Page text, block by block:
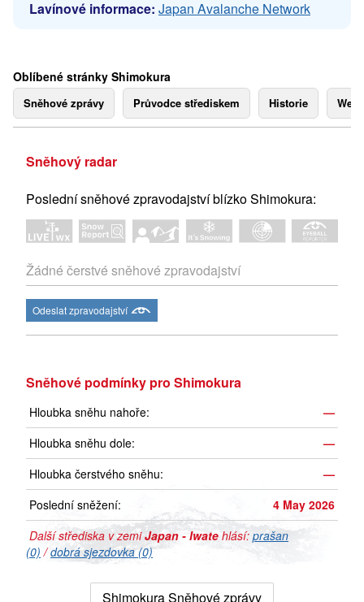
Lavínové informace: Japan Avalanche Network
Oblíbené stránky Shimokura
Sněhové zprávy Průvodce střediskem Historie
Sněhový radar
Poslední sněhové zpravodajství blízko Shimokura:
Žádné čerstvé sněhové zpravodajství
Odeslat zpravodajství
Sněhové podmínky pro Shimokura
Hloubka sněhu nahoře:
—
Hloubka sněhu dole:
—
Hloubka čerstvého sněhu:
—
Poslední sněžení:
4 May 2026
Další střediska v zemiJapan - Iwate hlásí: prašan
(0) /dobrá sjezdovka (0)
Shimokura Sněhové zprávy